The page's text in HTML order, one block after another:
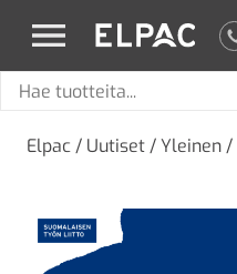
elpac.fi
Hae
Elpac / Uutiset /Yleinen /